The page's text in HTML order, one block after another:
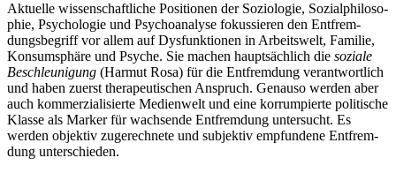
Aktu­elle wis­sen­schaft­li­che Posi­tio­nen der Sozio­lo­gie, Sozi­al­phi­lo­so­
phie, Psy­cho­lo­gie und Psy­cho­ana­lyse fokus­sie­ren den Ent­frem­
dungs­be­griff vor allem auf Dys­funk­tio­nen in Arbeits­welt, Familie,
Kon­sum­sphäre und Psyche. Sie machen haupt­säch­lich die soziale
Beschleu­ni­gung (Harmut Rosa) für die Ent­frem­dung ver­ant­wort­lich
und haben zuerst the­ra­peu­ti­schen Anspruch. Genauso werden aber
auch kom­mer­zia­li­sierte Medi­en­welt und eine kor­rum­pierte poli­ti­sche
Klasse als Marker für wach­sende Ent­frem­dung unter­sucht. Es
werden objek­tiv zuge­rech­nete und sub­jek­tiv emp­fun­dene Ent­frem­
dung unterschieden.